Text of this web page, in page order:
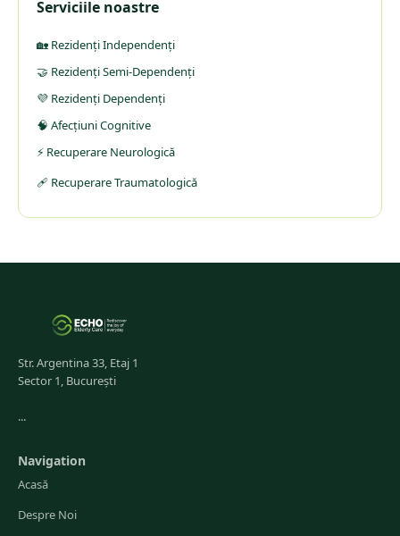
Serviciile noastre
🏡 Rezidenți Independenți
🤝 Rezidenți Semi-Dependenți
💜 Rezidenți Dependenți
🧠 Afecțiuni Cognitive
⚡ Recuperare Neurologică
🩹 Recuperare Traumatologică
Str. Argentina 33, Etaj 1
Sector 1, București
...
Navigation
Acasă
Despre Noi